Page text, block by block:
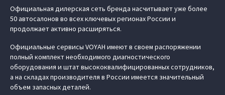
Официальная дилерская сеть бренда насчитывает уже более
50 автосалонов во всех ключевых регионах России и
продолжает активно расширяться.
Официальные сервисы VOYAH имеют в своем распоряжении
полный комплект необходимого диагностического
оборудования и штат высококвалифицированных сотрудников,
а на складах производителя в России имеется значительный
объем запасных деталей.